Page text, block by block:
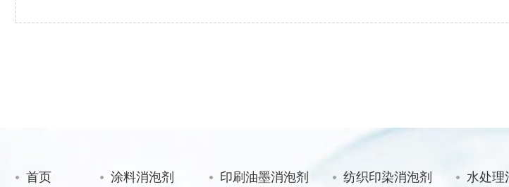
首页 涂料消泡剂 印刷油墨消泡剂 纺织印染消泡剂 水处理